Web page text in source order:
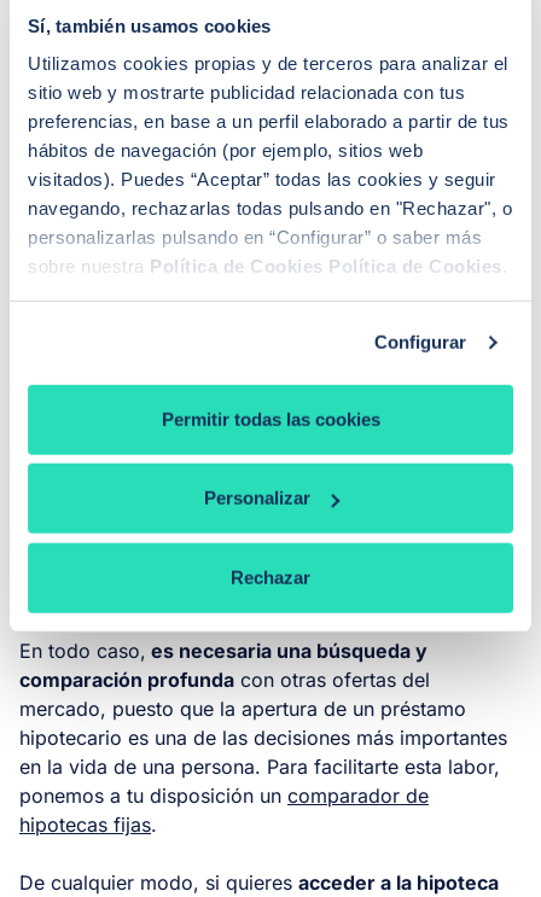
Sí, también usamos cookies
Utilizamos cookies propias y de terceros para analizar el
sitio web y mostrarte publicidad relacionada con tus
preferencias, en base a un perfil elaborado a partir de tus
hábitos de navegación (por ejemplo, sitios web
visitados). Puedes “Aceptar” todas las cookies y seguir
navegando, rechazarlas todas pulsando en "Rechazar", o
personalizarlas pulsando en “Configurar” o saber más
sobre nuestra Política de Cookies Política de Cookies .
Configurar
Permitir todas las cookies
Personalizar
Rechazar
Comisión de amortización anticipada, parcial o
total, hasta el 2% los primeros 10 años y el 1,5% a
partir de entonces
Vinculaciones
Domiciliación de nómina de mínimo 2.500€, 12
gastos con tarjeta de crédito cada seis meses,
domiciliar tres recibos, seguro de hogar, seguro de
vida, aportación de 75€ a un fondo de inversión
En términos generales, laspocas opiniones que giran
en torno a la hipoteca fija de ING suelen
En todo caso, es necesaria una búsqueda y
comparación profunda con otras ofertas del
mercado, puesto que la apertura de un préstamo
hipotecario es una de las decisiones más importantes
en la vida de una persona. Para facilitarte esta labor,
ponemos a tu disposición un comparador de
hipotecas fijas.
De cualquier modo, si quieres acceder a la hipoteca